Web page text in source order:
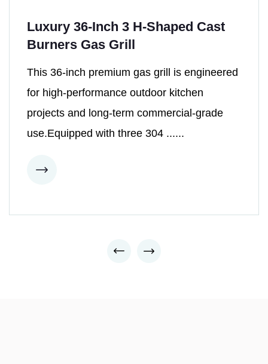
Luxury 36-Inch 3 H-Shaped Cast
Burners Gas Grill
This 36-inch premium gas grill is engineered
for high-performance outdoor kitchen
projects and long-term commercial-grade
use.Equipped with three 304 ......